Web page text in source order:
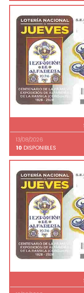
13/08/2026
10 DISPONIBLES